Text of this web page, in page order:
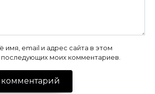
имя, email и адрес сайта в этом
моих комментариев.